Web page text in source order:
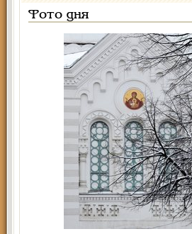
Фото дня